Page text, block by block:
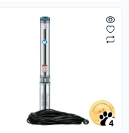
4